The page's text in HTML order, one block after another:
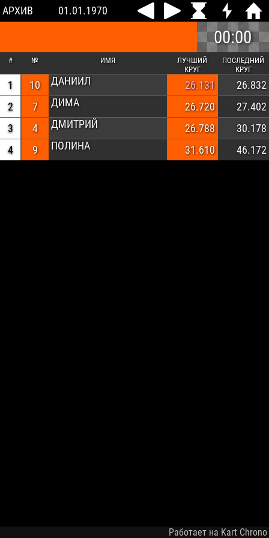
АРХИВ 01.01.1970
00:00
# № ИМЯ
ЛУЧШИЙ
КРУГ
ПОСЛЕДНИЙ
КРУГ
1 10 ДАНИИЛ 26.131
26.832
2
7 ДИМА 26.720
27.402
3
4 ДМИТРИЙ 26.788
30.178
4
9 ПОЛИНА 31.610 46.172
Работает на Kart Chrono